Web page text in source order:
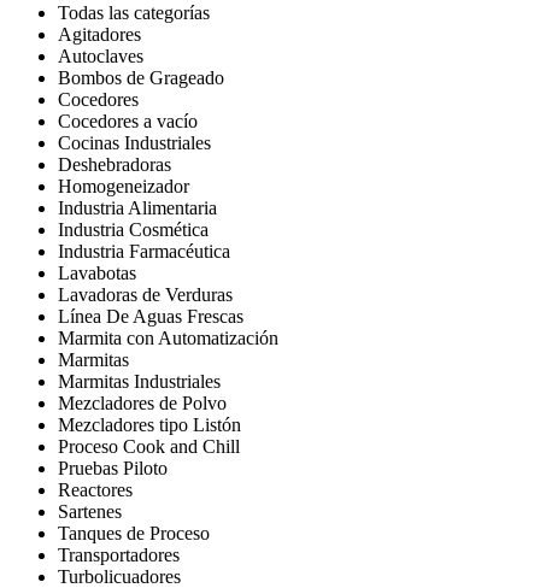
Todas las categorías
Agitadores
Autoclaves
Bombos de Grageado
Cocedores
Cocedores a vacío
Cocinas Industriales
Deshebradoras
Homogeneizador
Industria Alimentaria
Industria Cosmética
Industria Farmacéutica
Lavabotas
Lavadoras de Verduras
Línea De Aguas Frescas
Marmita con Automatización
Marmitas
Marmitas Industriales
Mezcladores de Polvo
Mezcladores tipo Listón
Proceso Cook and Chill
Pruebas Piloto
Reactores
Sartenes
Tanques de Proceso
Transportadores
Turbolicuadores